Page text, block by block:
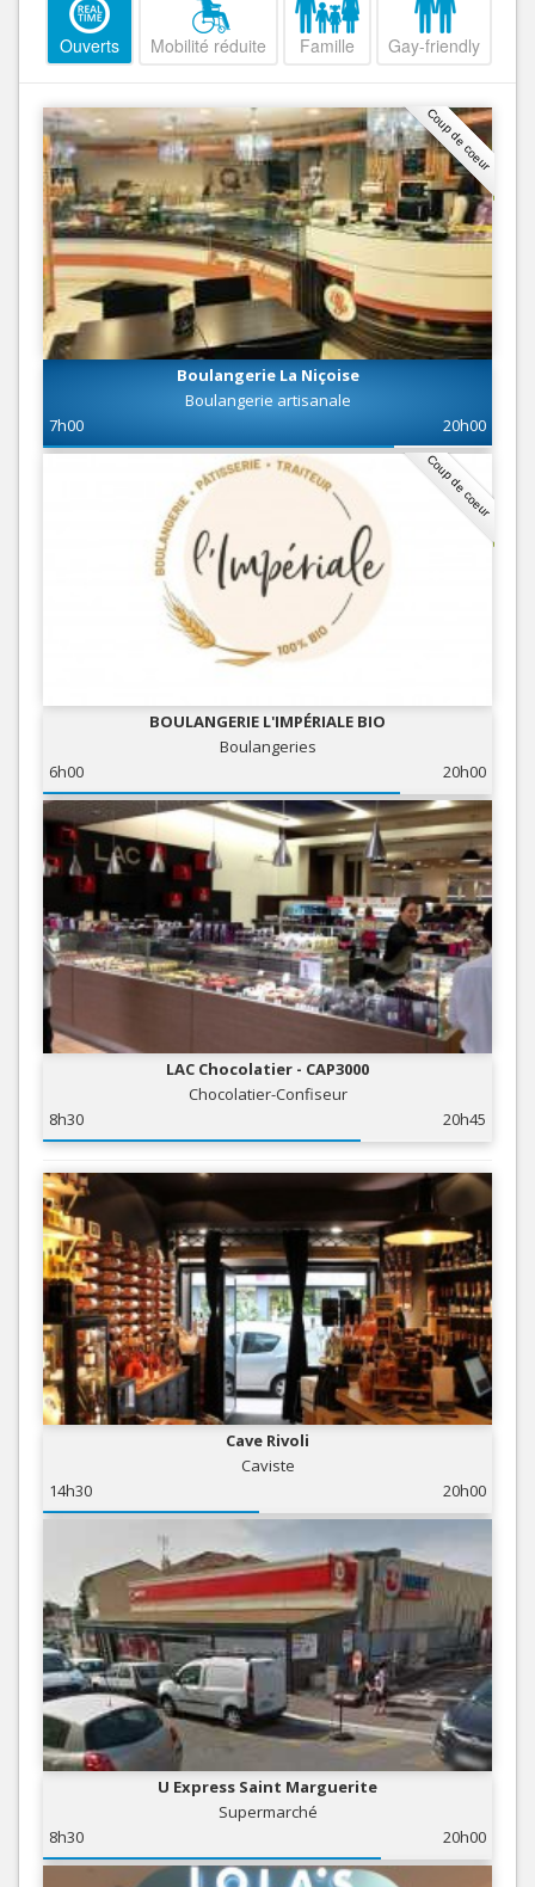
Ouverts Mobilité réduite Famille Gay-friendly
Coup de coeur
Boulangerie La Niçoise
Boulangerie artisanale
7h00
20h00
Coup de coeur
BOULANGERIE L'IMPÉRIALE BIO
Boulangeries
6h00
20h00
LAC Chocolatier - CAP3000
Chocolatier-Confiseur
8h30
20h45
Cave Rivoli
Caviste
14h30
20h00
U Express Saint Marguerite
Supermarché
8h30
20h00